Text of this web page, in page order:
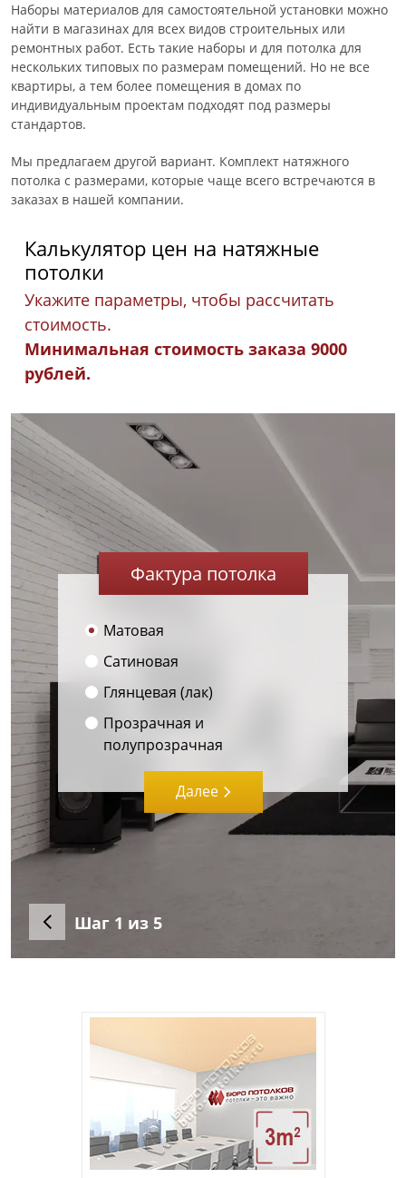
Наборы материалов для самостоятельной установки можно
найти в магазинах для всех видов строительных или
ремонтных работ. Есть такие наборы и для потолка для
нескольких типовых по размерам помещений. Но не все
квартиры, а тем более помещения в домах по
индивидуальным проектам подходят под размеры
стандартов.
Мы предлагаем другой вариант. Комплект натяжного
потолка с размерами, которые чаще всего встречаются в
заказах в нашей компании.
Калькулятор цен на натяжные
потолки
Укажите параметры, чтобы рассчитать
стоимость.
Минимальная стоимость заказа 9000
рублей.
Фактура потолка
Матовая
Сатиновая
Глянцевая (лак)
Прозрачная и
полупрозрачная
Далее
Шаг 1 из 5